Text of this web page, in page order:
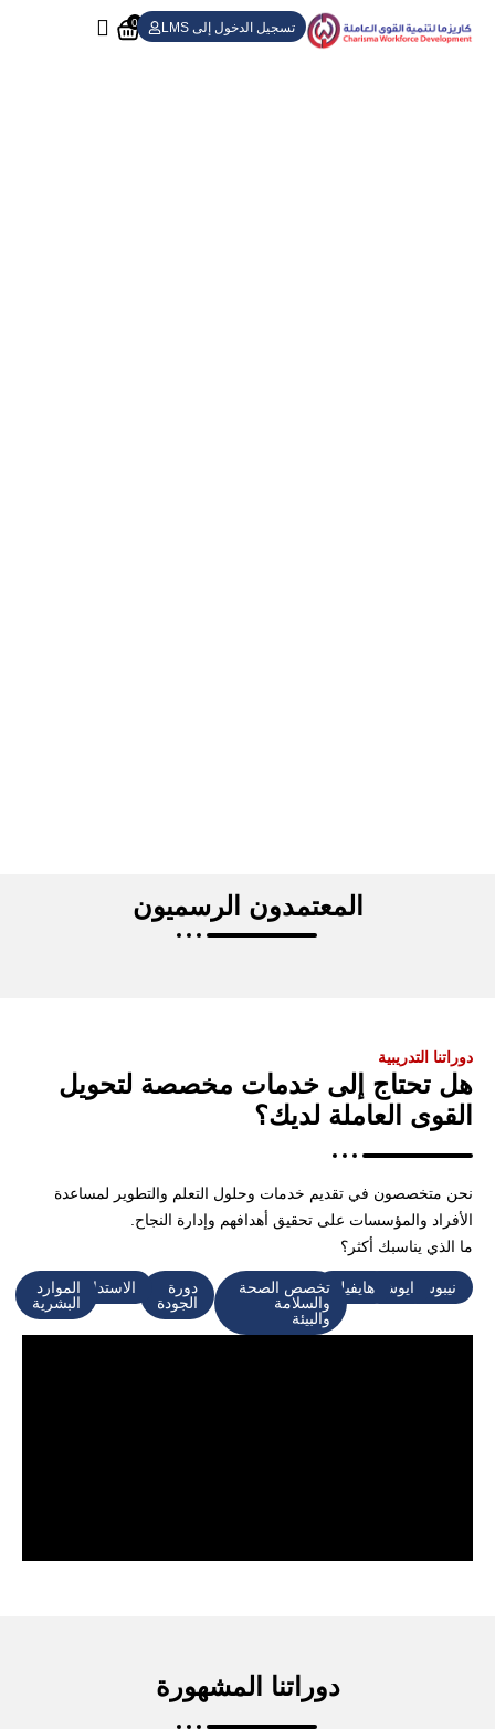
0 تسجيل الدخول إلى LMS
المعتمدون الرسميون
دوراتنا التدريبية
هل تحتاج إلى خدمات مخصصة لتحويل
القوى العاملة لديك؟
نحن متخصصون في تقديم خدمات وحلول التعلم والتطوير لمساعدة
الأفراد والمؤسسات على تحقيق أهدافهم وإدارة النجاح.
ما الذي يناسبك أكثر؟
نيبوش ايوش هايفيلد
تخصص الصحة
والسلامة
والبيئة
دورة
الجودة
الاستدامةالموارد
البشرية
دوراتنا المشهورة